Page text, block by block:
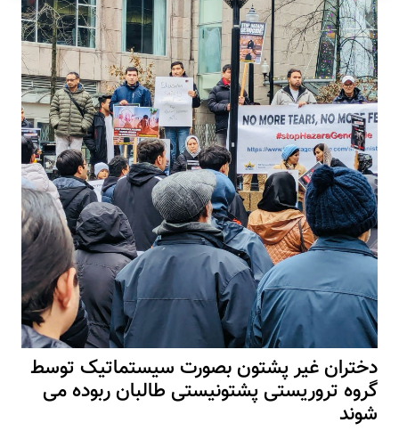
دختران غیر پشتون بصورت سیستماتیک توسط
گروه تروریستی پشتونیستی طالبان ربوده می
شوند